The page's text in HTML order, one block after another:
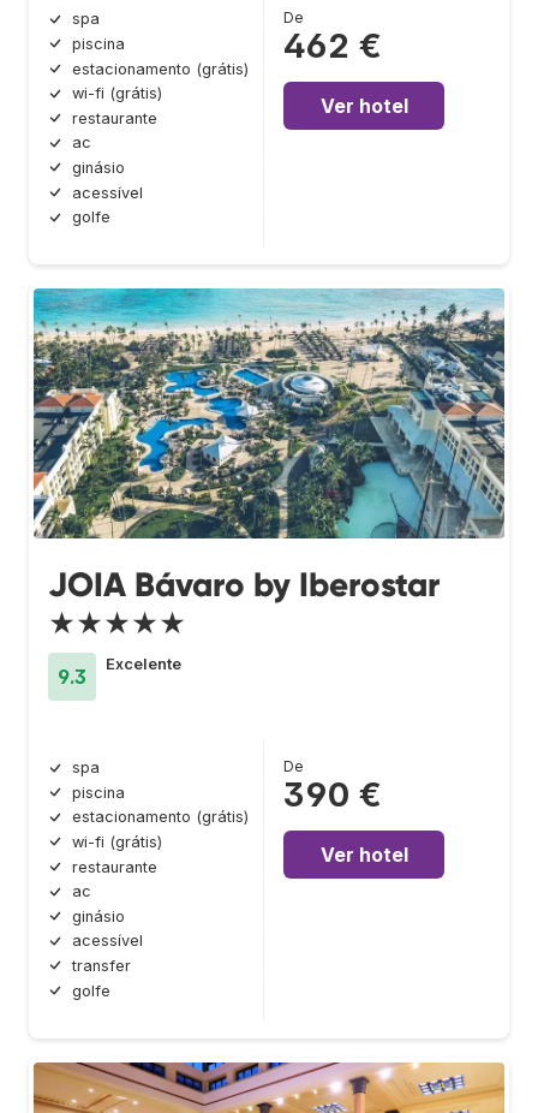
spa
piscina
estacionamento (grátis)
wi-fi (grátis)
restaurante
ac
ginásio
acessível
golfe
De
462 €
Ver hotel
JOIA Bávaro by Iberostar
★★★★★
9.3
Excelente
spa
piscina
estacionamento (grátis)
wi-fi (grátis)
restaurante
ac
ginásio
acessível
transfer
golfe
De
390 €
Ver hotel